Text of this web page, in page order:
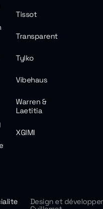
Tissot
Transparent
Tylko
Vibehaus
Warren &
Laetitia
XGIMI
Design et